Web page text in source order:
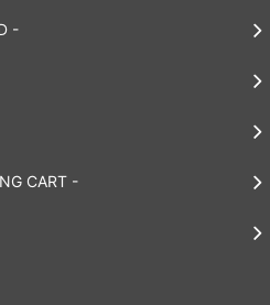
-
CART -